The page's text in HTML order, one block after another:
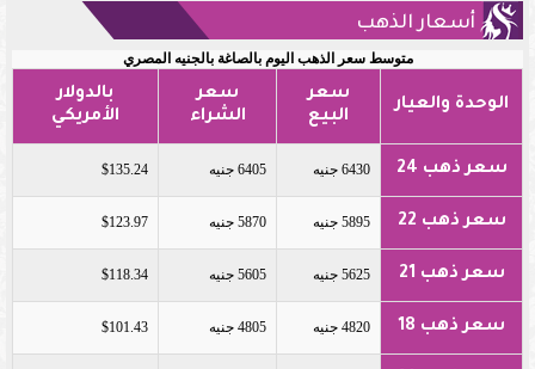
أسعار الذهب
متوسط سعر الذهب اليوم بالصاغة بالجنيه المصري
الوحدة والعيار
سعر
البيع
سعر
الشراء
بالدولار
الأمريكي
سعر ذهب 24 6430 جنيه 6405 جنيه $135.24
سعر ذهب 22 5895 جنيه 5870 جنيه $123.97
سعر ذهب 21 5625 جنيه 5605 جنيه $118.34
سعر ذهب 18 4820 جنيه 4805 جنيه $101.43